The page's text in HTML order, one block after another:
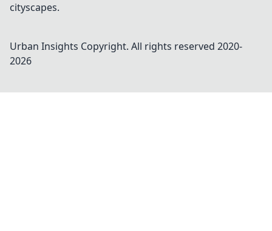
cityscapes.
Urban Insights Copyright. All rights reserved 2020-
2026